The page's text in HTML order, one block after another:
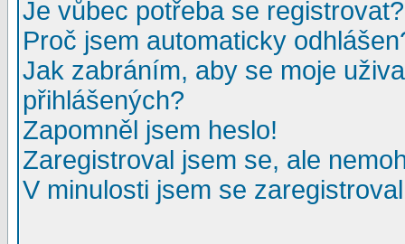
Je vůbec potřeba se registrovat?
Proč jsem automaticky
Jak zabráním, aby se moje
přihlášených?
Zapomněl jsem heslo!
Zaregistroval jsem se, ale
V minulosti jsem se